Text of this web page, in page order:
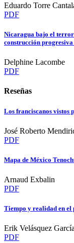
Eduardo Torre
PDF
Nicaragua bajo el
construcción
Delphine Lacombe
PDF
Reseñas
Los franciscanos vistos
José Roberto
PDF
Mapa de México
Arnaud Exbalin
PDF
Tiempo y realidad en el
Erik Velásquez García
PDF